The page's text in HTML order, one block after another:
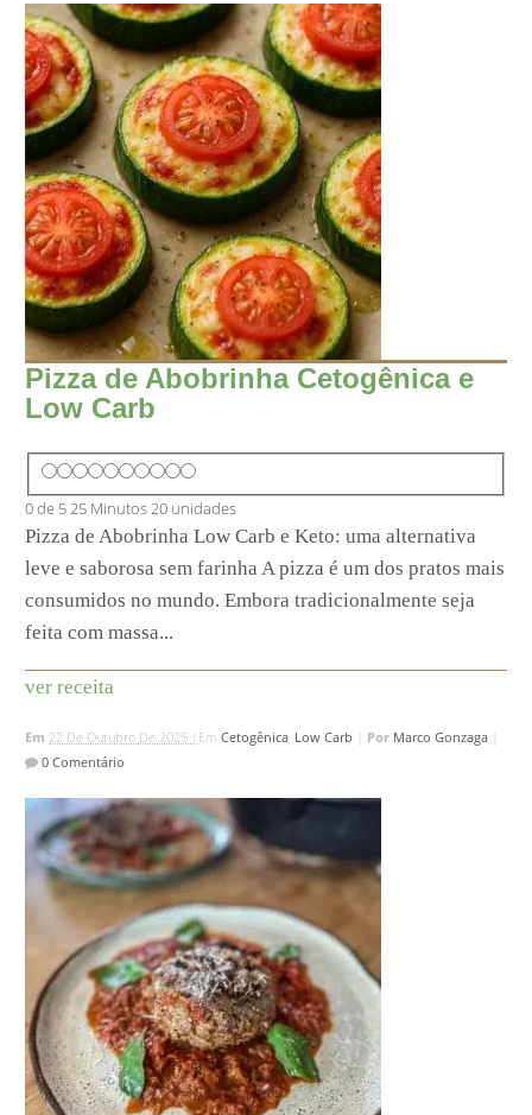
Pizza de Abobrinha Cetogênica e
Low Carb
0 de 525 Minutos20 unidades
Pizza de Abobrinha Low Carb e Keto: uma alternativa
leve e saborosa sem farinha A pizza é um dos pratos mais
consumidos no mundo. Embora tradicionalmente seja
feita com massa...
ver receita
Em 22 De Outubro De 2025 | EmCetogênica, Low Carb Por Marco Gonzaga
0 Comentário